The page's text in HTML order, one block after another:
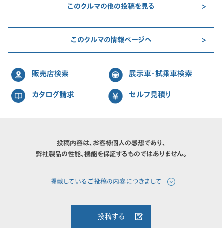
このクルマの他の投稿を見る
このクルマの情報ページへ
販売店検索 展示車・試乗車検索
カタログ請求 セルフ見積り
投稿内容は、お客様個人の感想であり、
弊社製品の性能、機能を保証するものではありません。
投稿する